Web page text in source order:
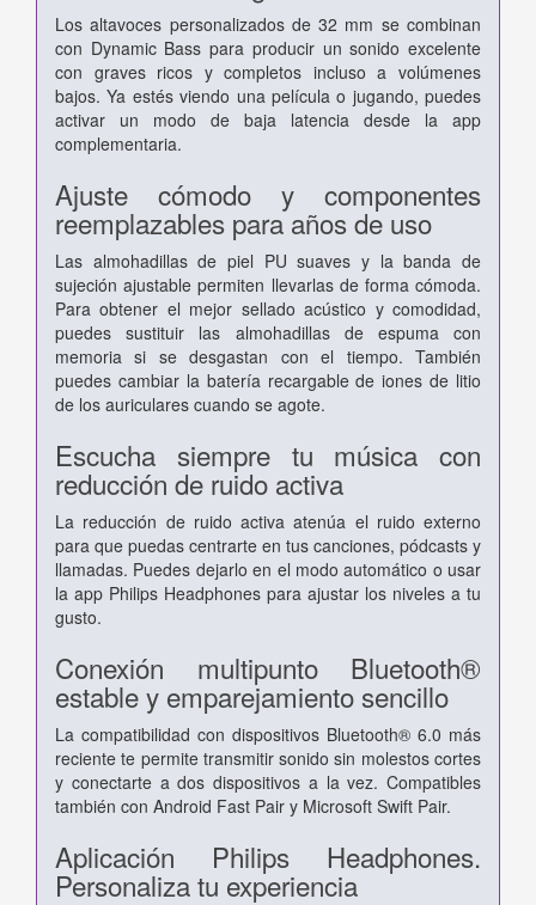
Los altavoces personalizados de 32 mm se combinan
con Dynamic Bass para producir un sonido excelente
con graves ricos y completos incluso a volúmenes
bajos. Ya estés viendo una película o jugando, puedes
activar un modo de baja latencia desde la app
complementaria.
Ajuste cómodo y componentes
reemplazables para años de uso
Las almohadillas de piel PU suaves y la banda de
sujeción ajustable permiten llevarlas de forma cómoda.
Para obtener el mejor sellado acústico y comodidad,
puedes sustituir las almohadillas de espuma con
memoria si se desgastan con el tiempo. También
puedes cambiar la batería recargable de iones de litio
de los auriculares cuando se agote.
Escucha siempre tu música con
reducción de ruido activa
La reducción de ruido activa atenúa el ruido externo
para que puedas centrarte en tus canciones, pódcasts y
llamadas. Puedes dejarlo en el modo automático o usar
la app Philips Headphones para ajustar los niveles a tu
gusto.
Conexión multipunto Bluetooth®
estable y emparejamiento sencillo
La compatibilidad con dispositivos Bluetooth® 6.0 más
reciente te permite transmitir sonido sin molestos cortes
y conectarte a dos dispositivos a la vez. Compatibles
también con Android Fast Pair y Microsoft Swift Pair.
Aplicación Philips Headphones.
Personaliza tu experiencia